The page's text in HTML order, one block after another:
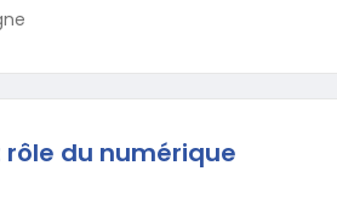
du numérique